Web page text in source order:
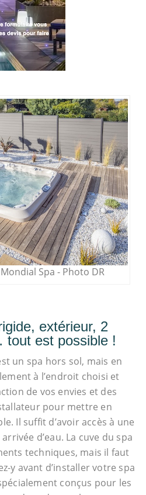
Spa - Photo DR
extérieur, 2
est possible !
un spa hors sol, mais en
à l’endroit choisi et
de vos envies et des
pour mettre en
Il suffit d’avoir accès à une
d’eau. La cuve du spa
techniques, mais il faut
y avant d’installer votre spa
conçus pour les